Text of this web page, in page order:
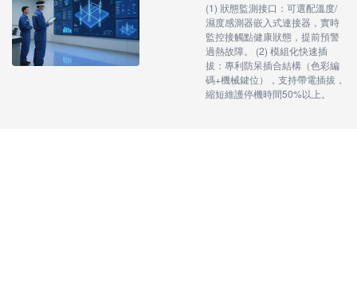
(1) 狀態監測接口：可選配溫度/
濕度感測器嵌入式連接器，實時
監控接觸點健康狀態，提前預警
過熱故障。 (2) 模組化快速插
拔：專利防呆插合結構（色彩編
碼+機械鍵位），支持帶電插拔，
縮短維護停機時間50%以上。